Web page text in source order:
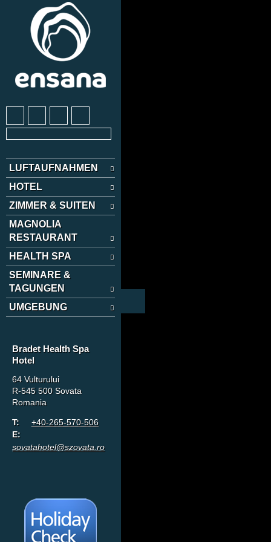
LUFTAUFNAHMEN
HOTEL
ZIMMER & SUITEN
MAGNOLIA
RESTAURANT
HEALTH SPA
SEMINARE &
TAGUNGEN
UMGEBUNG
Bradet Health Spa
Hotel
64 Vulturului
R-545 500 Sovata
Romania
T:
+40-265-570-506
E:
sovatahotel@szovata.ro